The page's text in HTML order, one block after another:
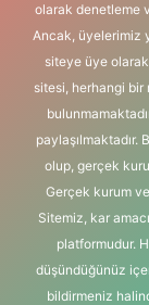
olarak denetleme
Ancak, üyelerimiz
siteye üye
sitesi, herhangi bir
paylaşılmaktadır.
olup, gerçek
Gerçek kurum
Sitemiz, kar
platformudur.
düşündüğünüz
bildirmeniz